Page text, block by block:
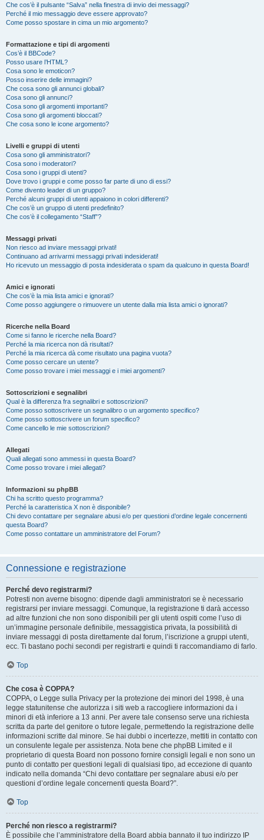
Che cos’è il pulsante “Salva” nella finestra di invio dei messaggi?
Perché il mio messaggio deve essere approvato?
Come posso spostare in cima un mio argomento?
Formattazione e tipi di argomenti
Cos’è il BBCode?
Posso usare l’HTML?
Cosa sono le emoticon?
Posso inserire delle immagini?
Che cosa sono gli annunci globali?
Cosa sono gli annunci?
Cosa sono gli argomenti importanti?
Cosa sono gli argomenti bloccati?
Che cosa sono le icone argomento?
Livelli e gruppi di utenti
Cosa sono gli amministratori?
Cosa sono i moderatori?
Cosa sono i gruppi di utenti?
Dove trovo i gruppi e come posso far parte di uno di essi?
Come divento leader di un gruppo?
Perché alcuni gruppi di utenti appaiono in colori differenti?
Che cos’è un gruppo di utenti predefinito?
Che cos’è il collegamento “Staff”?
Messaggi privati
Non riesco ad inviare messaggi privati!
Continuano ad arrivarmi messaggi privati indesiderati!
Ho ricevuto un messaggio di posta indesiderata o spam da qualcuno in questa Board!
Amici e ignorati
Che cos’è la mia lista amici e ignorati?
Come posso aggiungere o rimuovere un utente dalla mia lista amici o ignorati?
Ricerche nella Board
Come si fanno le ricerche nella Board?
Perché la mia ricerca non dà risultati?
Perché la mia ricerca dà come risultato una pagina vuota?
Come posso cercare un utente?
Come posso trovare i miei messaggi e i miei argomenti?
Sottoscrizioni e segnalibri
Qual è la differenza fra segnalibri e sottoscrizioni?
Come posso sottoscrivere un segnalibro o un argomento specifico?
Come posso sottoscrivere un forum specifico?
Come cancello le mie sottoscrizioni?
Allegati
Quali allegati sono ammessi in questa Board?
Come posso trovare i miei allegati?
Informazioni su phpBB
Chi ha scritto questo programma?
Perché la caratteristica X non è disponibile?
Chi devo contattare per segnalare abusi e/o per questioni d’ordine legale concernenti
questa Board?
Come posso contattare un amministratore del Forum?
Connessione e registrazione
Perché devo registrarmi?
Potresti non averne bisogno: dipende dagli amministratori se è necessario
registrarsi per inviare messaggi. Comunque, la registrazione ti darà accesso
ad altre funzioni che non sono disponibili per gli utenti ospiti come l’uso di
un’immagine personale definibile, messaggistica privata, la possibilità di
inviare messaggi di posta direttamente dal forum, l’iscrizione a gruppi utenti,
ecc. Ti bastano pochi secondi per registrarti e quindi ti raccomandiamo di farlo.
Top
Che cosa è COPPA?
COPPA, o Legge sulla Privacy per la protezione dei minori del 1998, è una
legge statunitense che autorizza i siti web a raccogliere informazioni da i
minori di età inferiore a 13 anni. Per avere tale consenso serve una richiesta
scritta da parte del genitore o tutore legale, permettendo la registrazione delle
informazioni scritte dal minore. Se hai dubbi o incertezze, mettiti in contatto con
un consulente legale per assistenza. Nota bene che phpBB Limited e il
proprietario di questa Board non possono fornire consigli legali e non sono un
punto di contatto per questioni legali di qualsiasi tipo, ad eccezione di quanto
indicato nella domanda “Chi devo contattare per segnalare abusi e/o per
questioni d’ordine legale concernenti questa Board?”.
Top
Perché non riesco a registrarmi?
È possibile che l’amministratore della Board abbia bannato il tuo indirizzo IP